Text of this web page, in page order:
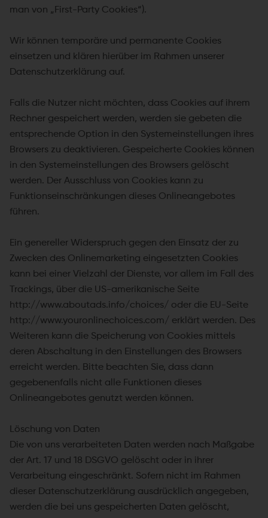
man von „First-Party Cookies“).
Wir können temporäre und permanente Cookies
einsetzen und klären hierüber im Rahmen unserer
Datenschutzerklärung auf.
Falls die Nutzer nicht möchten, dass Cookies auf ihrem
Rechner gespeichert werden, werden sie gebeten die
entsprechende Option in den Systemeinstellungen ihres
Browsers zu deaktivieren. Gespeicherte Cookies können
in den Systemeinstellungen des Browsers gelöscht
werden. Der Ausschluss von Cookies kann zu
Funktionseinschränkungen dieses Onlineangebotes
führen.
Ein genereller Widerspruch gegen den Einsatz der zu
Zwecken des Onlinemarketing eingesetzten Cookies
kann bei einer Vielzahl der Dienste, vor allem im Fall des
Trackings, über die US-amerikanische Seite
http://www.aboutads.info/choices/ oder die EU-Seite
http://www.youronlinechoices.com/ erklärt werden. Des
Weiteren kann die Speicherung von Cookies mittels
deren Abschaltung in den Einstellungen des Browsers
erreicht werden. Bitte beachten Sie, dass dann
gegebenenfalls nicht alle Funktionen dieses
Onlineangebotes genutzt werden können.
Löschung von Daten
Die von uns verarbeiteten Daten werden nach Maßgabe
der Art. 17 und 18 DSGVO gelöscht oder in ihrer
Verarbeitung eingeschränkt. Sofern nicht im Rahmen
dieser Datenschutzerklärung ausdrücklich angegeben,
werden die bei uns gespeicherten Daten gelöscht,